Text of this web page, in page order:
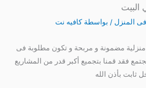
البيت
المنزل / بواسطة كافيه نت
مضمونة و مربحة و تكون مطلوبة فى
فقد قمنا بتجميع أكبر قدر من المشاريع
ثابت بأذن الله